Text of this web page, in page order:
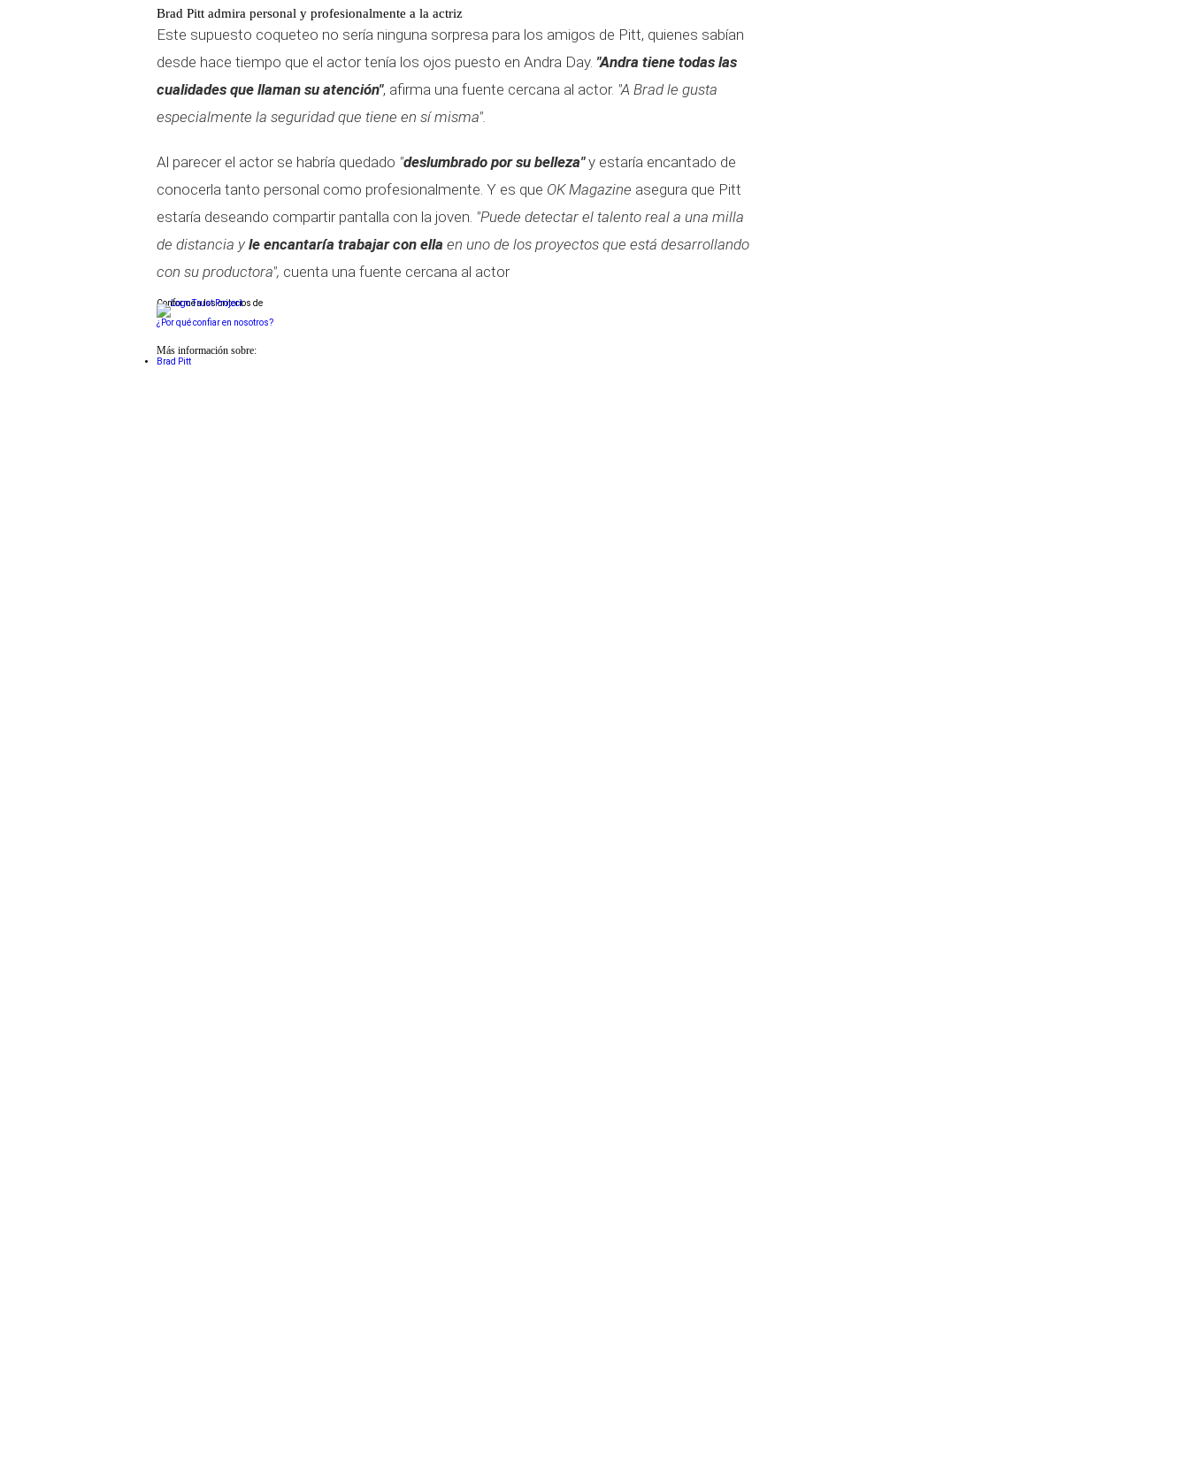
Brad Pitt admira personal y profesionalmente a la actriz
Este supuesto coqueteo no sería ninguna sorpresa para los amigos de Pitt, quienes sabían
desde hace tiempo que el actor tenía los ojos puesto en Andra Day. "Andra tiene todas las
cualidades que llaman su atención", afirma una fuente cercana al actor. "A Brad le gusta
especialmente la seguridad que tiene en sí misma".
Al parecer el actor se habría quedado "deslumbrado por su belleza"y estaría encantado de
conocerla tanto personal como profesionalmente. Y es que OK Magazine asegura que Pitt
estaría deseando compartir pantalla con la joven. "Puede detectar el talento real a una milla
de distancia y le encantaría trabajar con ella en uno de los proyectos que está desarrollando
con su productora", cuenta una fuente cercana al actor
Conforme a los criterios de
¿Por qué confiar en nosotros?
Más información sobre:
Brad Pitt